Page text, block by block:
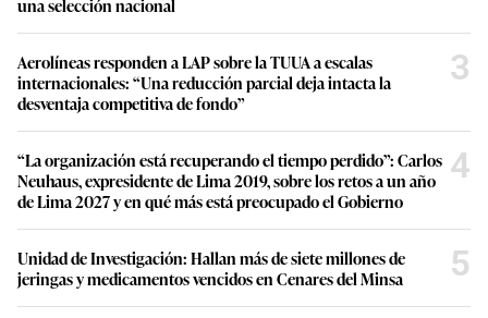
Aerolíneas responden a LAP sobre la TUUA a escalas
internacionales: “Una reducción parcial deja intacta la
desventaja competitiva de fondo”
3
“La organización está recuperando el tiempo perdido”: Carlos
Neuhaus, expresidente de Lima 2019, sobre los retos a un año
de Lima 2027 y en qué más está preocupado el Gobierno
4
Unidad de Investigación: Hallan más de siete millones de
jeringas y medicamentos vencidos en Cenares del Minsa
5